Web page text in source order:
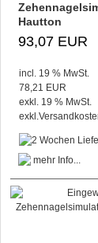
Hautton
93,07 EUR
incl. 19 % MwSt.
78,21 EUR
exkl. 19 % MwSt.
exkl.